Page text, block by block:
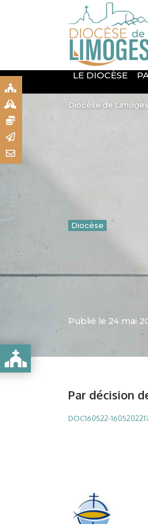
LE DIOCÈSE
Diocèse de Limoges
Diocèse
Publié le 24 mai
Par décision
DOC160522-